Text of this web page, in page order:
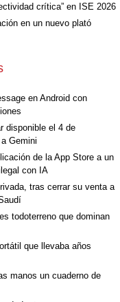
crítica” en ISE 2026
en un nuevo plató
en Android con
disponible el 4 de
Gemini
de la App Store a un
con IA
tras cerrar su venta a
todoterreno que dominan
que llevaba años
manos un cuaderno de